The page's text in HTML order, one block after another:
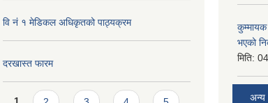
वि नं १ मेडिकल अधिकृतको पाठ्यक्रम
दरखास्त फारम
कुम्मायक
भएको
मिति:
अन्य